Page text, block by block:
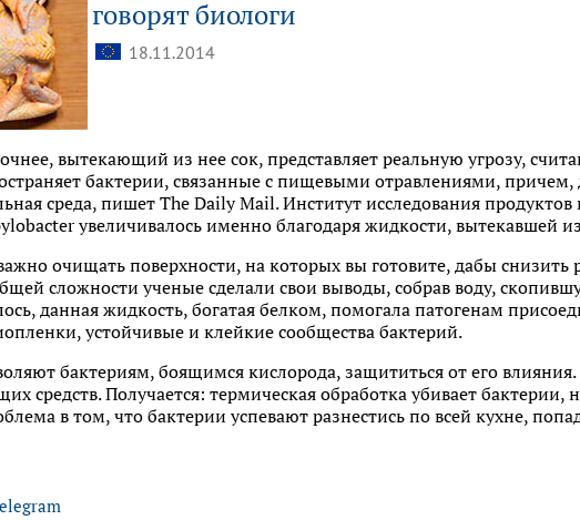
говорят биологи
18.11.2014
вытекающий из нее сок, представляет реальную угрозу,
бактерии, связанные с пищевыми отравлениями, причем,
среда, пишет The Daily Mail. Институт исследования
увеличивалось именно благодаря жидкости, вытекавшей
очищать поверхности, на которых вы готовите, дабы снизить
сложности ученые сделали свои выводы, собрав воду,
данная жидкость, богатая белком, помогала патогенам
устойчивые и клейкие сообщества бактерий.
бактериям, боящимся кислорода, защититься от его
средств. Получается: термическая обработка убивает бактерии,
в том, что бактерии успевают разнестись по всей кухне,